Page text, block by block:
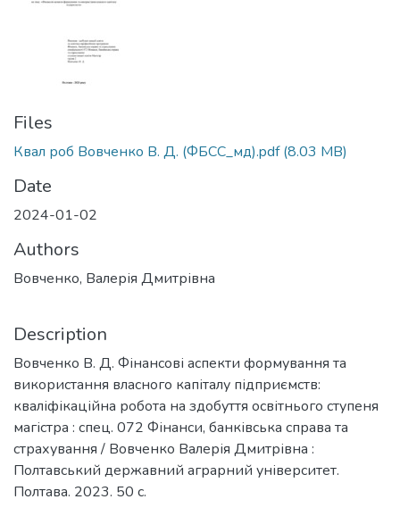
Files
Квал роб Вовченко В. Д. (ФБСС_мд).pdf(8.03 MB)
Date
2024-01-02
Authors
Вовченко, Валерія Дмитрівна
Description
Вовченко В. Д. Фінансові аспекти формування та
використання власного капіталу підприємств:
кваліфікаційна робота на здобуття освітнього ступеня
магістра : спец. 072 Фінанси, банківська справа та
страхування / Вовченко Валерія Дмитрівна :
Полтавський державний аграрний університет.
Полтава. 2023. 50 с.